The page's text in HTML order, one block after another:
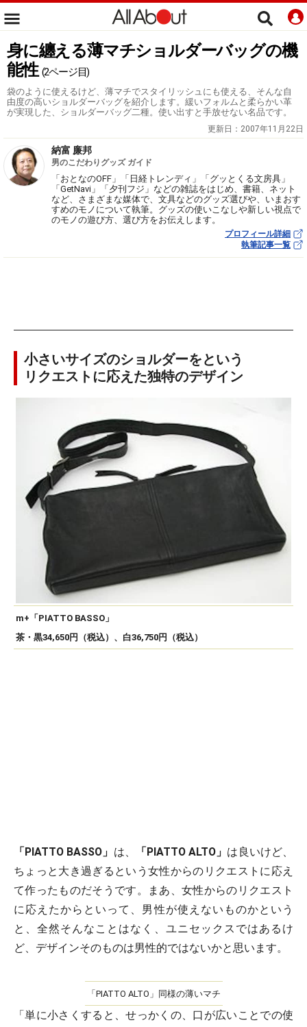
身に纏える薄マチショルダーバッグの機
能性 (2ページ目)
袋のように使えるけど、薄マチでスタイリッシュにも使える、そんな自
由度の高いショルダーバッグを紹介します。緩いフォルムと柔らかい革
が実現した、ショルダーバッグ二種。使い出すと手放せない名品です。
更新日： 2007年11月22日
納富 廉邦
男のこだわりグッズ ガイド
「おとなのOFF」「日経トレンディ」「グッとくる文房具」
「GetNavi」「夕刊フジ」などの雑誌をはじめ、書籍、ネット
など、さまざまな媒体で、文具などのグッズ選びや、いまおす
すめのモノについて執筆。グッズの使いこなしや新しい視点で
のモノの遊び方、選び方をお伝えします。
プロフィール詳細
執筆記事一覧
小さいサイズのショルダーをという
リクエストに応えた独特のデザイン
m+「PIATTO BASSO」
茶・黒34,650円（税込）、白36,750円（税込）
「PIATTO BASSO」 は、 「PIATTO ALTO」 は良いけど、
ちょっと大き過ぎるという女性からのリクエストに応え
て作ったものだそうです。まあ、女性からのリクエスト
に応えたからといって、男性が使えないものかという
と、全然そんなことはなく、ユニセックスではあるけ
ど、デザインそのものは男性的ではないかと思います。
「PIATTO ALTO」同様の薄いマチ
「単に小さくすると、せっかくの、口が広いことでの使